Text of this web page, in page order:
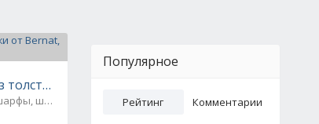
крючкомпряжи от Bernat, вязаная спицами
шали, снуды и палантины 0
Популярное
Рейтинг Комментарии